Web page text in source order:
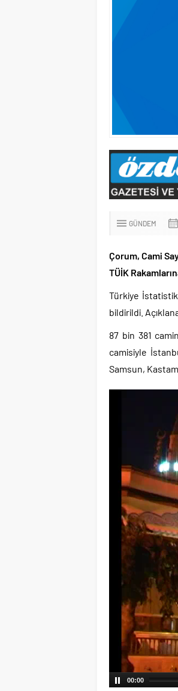
GÜNDEM
Çorum, Cami
TÜİK
Türkiye İstatistik
bildirildi.
87 bin 381
camisiyle
Samsun,
00:00